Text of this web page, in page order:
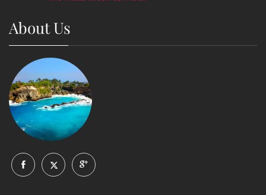
About Us